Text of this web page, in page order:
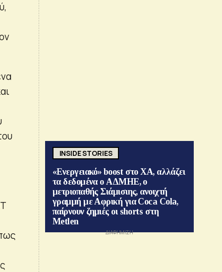
INSIDE STORIES
«Ενεργειακό» boost στο ΧΑ, αλλάζει
τα δεδομένα ο ΑΔΜΗΕ, ο
μετριοπαθής Σιάμισιης, ανοιχτή
γραμμή με Αφρική για Coca Cola,
παίρνουν ζημιές οι shorts στη
Metlen